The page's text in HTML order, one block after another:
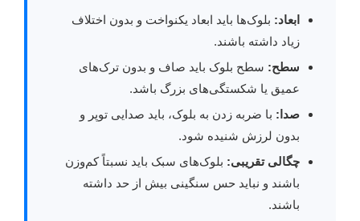
ابعاد: بلوک‌ها باید ابعاد یکنواخت و بدون اختلاف
زیاد داشته باشند.
سطح: سطح بلوک باید صاف و بدون ترک‌های
عمیق یا شکستگی‌های بزرگ باشد.
صدا: با ضربه زدن به بلوک، باید صدایی توپر و
بدون لرزش شنیده شود.
چگالی تقریبی: بلوک‌های سبک باید نسبتاً کم‌وزن
باشند و نباید حس سنگینی بیش از حد داشته
باشند.